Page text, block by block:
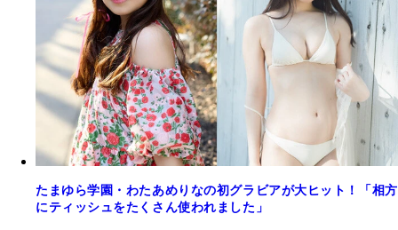
たまゆら学園・わたあめりなの初グラビアが大ヒット！「相方
にティッシュをたくさん使われました」